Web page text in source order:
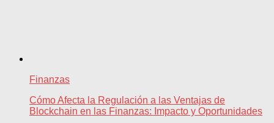
Finanzas
Cómo Afecta la Regulación a las Ventajas de
Blockchain en las Finanzas: Impacto y Oportunidades